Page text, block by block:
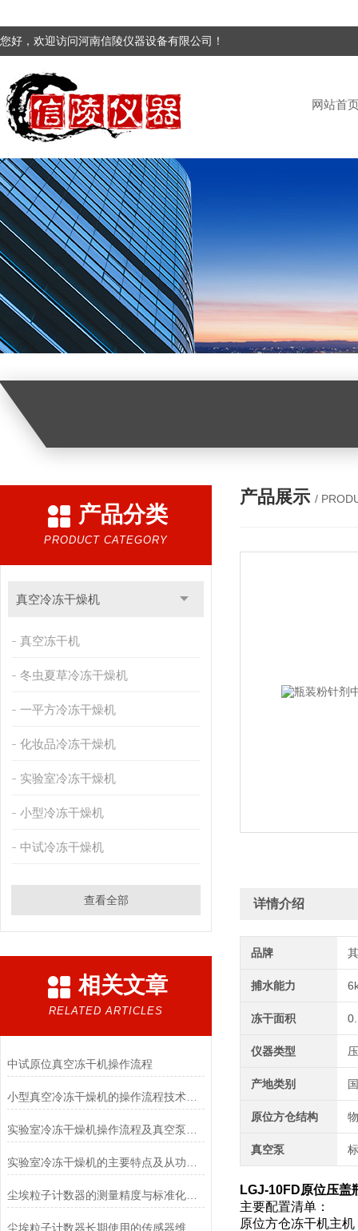
您好，欢迎访问河南信陵仪器设备有限公司！
网站首
产品分类
PRODUCT CATEGORY
真空冷冻干燥机
真空冻干机
冬虫夏草冷冻干燥机
一平方冷冻干燥机
化妆品冷冻干燥机
实验室冷冻干燥机
小型冷冻干燥机
中试冷冻干燥机
查看全部
相关文章
RELATED ARTICLES
中试原位真空冻干机操作流程
小型真空冷冻干燥机的操作流程技术详解
尘埃粒子计数器的测量精度与标准化方法
产品展示 /
详情介绍
品牌
捕水能力
冻干面积
仪器类型
产地类别
原位方仓结构
真空泵
LGJ-10FD原位压盖
主要配置清单：
原位方仓冻干机主